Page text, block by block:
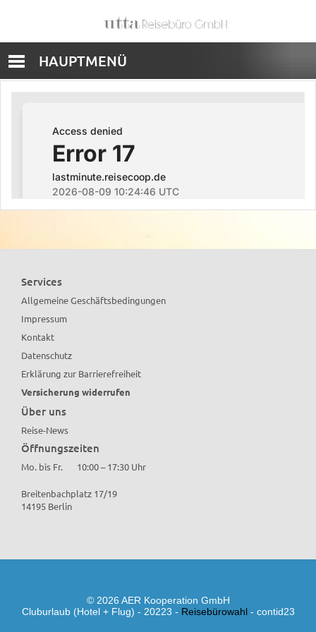
HAUPTMENÜ
Services
Allgemeine Geschäftsbedingungen
Impressum
Kontakt
Datenschutz
Erklärung zur Barrierefreiheit
Versicherung widerrufen
Über uns
Reise-News
Öffnungszeiten
Mo. bis Fr. 10:00 – 17:30 Uhr
Breitenbachplatz 17/19
14195 Berlin
© 2026 AER Kooperation GmbH
Cluburlaub (Hotel + Flug) - 20223 - Reisebürowahl- contid23